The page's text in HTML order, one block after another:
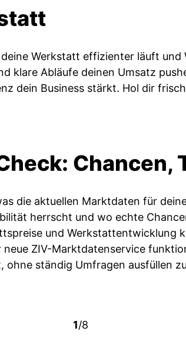
Werkstatt effizienter läuft
klare Abläufe deinen Umsatz
dein Business stärkt. Hol dir
Chancen,
die aktuellen Marktdaten für
herrscht und wo echte
und Werkstattentwicklung
neue ZIV-Marktdatenservice
ohne ständig Umfragen ausfüllen
1/8